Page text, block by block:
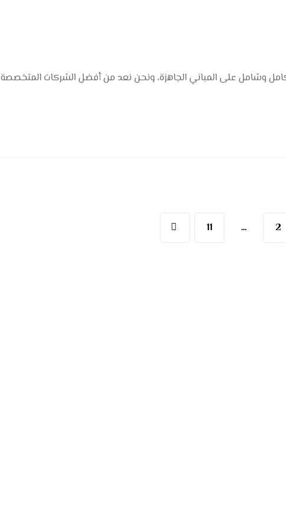
وشامل على المباني الجاهزة، ونحن نعد من أفضل الشركات المتخصصة
2
…
11